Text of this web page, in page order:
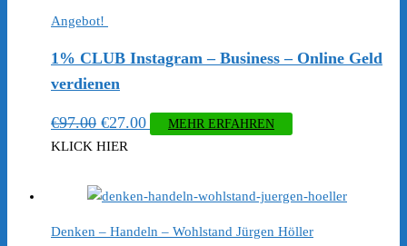
Angebot!
1% CLUB Instagram – Business – Online Geld
verdienen
€97.00 Ursprünglicher
Preis
€97.00
€27.00Aktueller
€27.00.
MEHR ERFAHREN
KLICK HIER
Denken – Handeln – Wohlstand Jürgen Höller